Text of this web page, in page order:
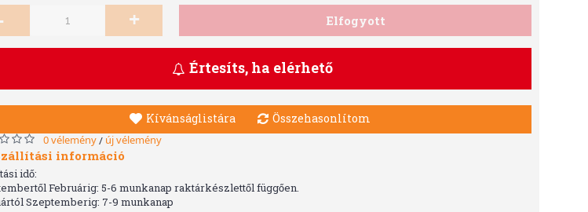
+ Elfogyott
Értesíts, ha elérhető
Kívánságlistára Összehasonlítom
0 vélemény/ új vélemény
információ
idő:
Februárig: 5-6 munkanap raktárkészlettől függően.
Szeptemberig: 7-9 munkanap